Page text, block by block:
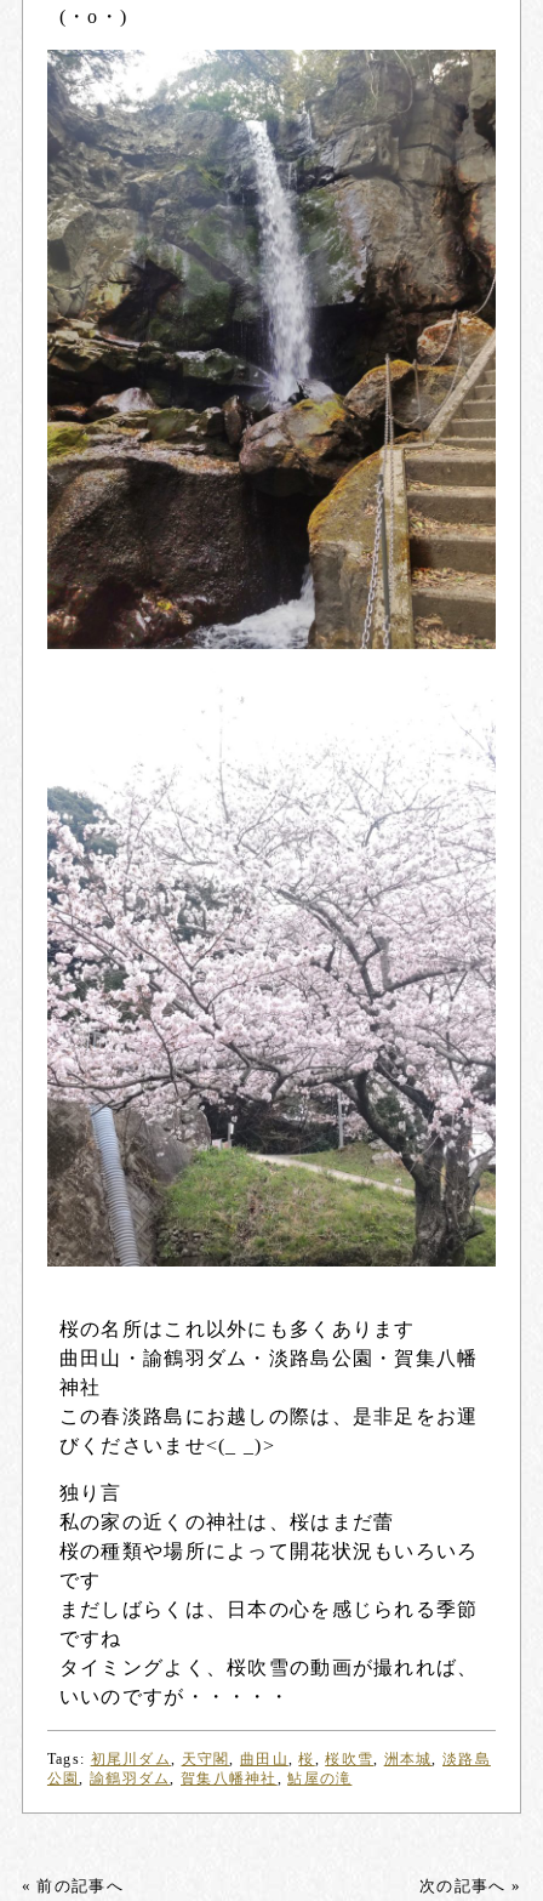
(・o・)
桜の名所はこれ以外にも多くあります
曲田山・諭鶴羽ダム・淡路島公園・賀集八幡
神社
この春淡路島にお越しの際は、是非足をお運
びくださいませ<(_ _)>
独り言
私の家の近くの神社は、桜はまだ蕾
桜の種類や場所によって開花状況もいろいろ
です
まだしばらくは、日本の心を感じられる季節
ですね
タイミングよく、桜吹雪の動画が撮れれば、
いいのですが・・・・・
Tags: 初尾川ダム, 天守閣, 曲田山,桜,桜吹雪, 洲本城,淡路島
公園,諭鶴羽ダム,賀集八幡神社 ,鮎屋の滝
« 前の記事へ 次の記事へ »